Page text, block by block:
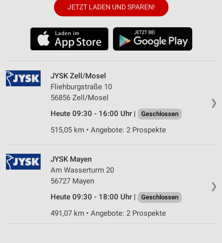
JETZT LADEN UND SPAREN!
❯
JYSK Zell/Mosel
Fliehburgstraße 10
56856 Zell/Mosel
Heute 09:30 - 16:00 Uhr |
Geschlossen
515,05 km • Angebote: 2 Prospekte
❯
JYSK Mayen
Am Wasserturm 20
56727 Mayen
Heute 09:30 - 18:00 Uhr |
Geschlossen
491,07 km • Angebote: 2 Prospekte